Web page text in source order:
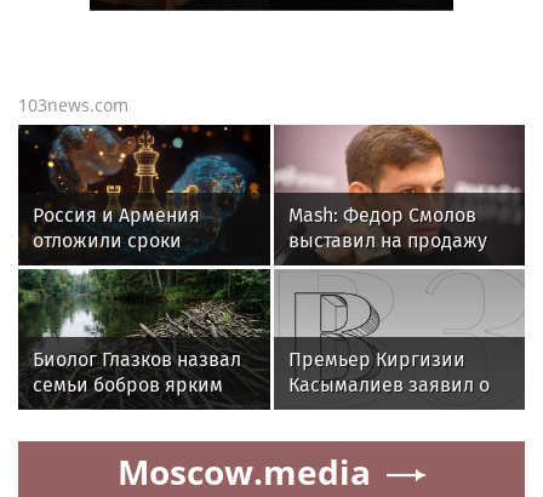
103news.com
Россия и Армения
отложили сроки
открытия консульств в
Капане и Владикавказе
Mash: Федор Смолов
выставил на продажу
квартиру в элитном ЖК
за 150 миллионов
Биолог Глазков назвал
семьи бобров ярким
примером
матриархальных
отношений
Премьер Киргизии
Касымалиев заявил о
планах расширения
партнерства с Россией
Moscow.media